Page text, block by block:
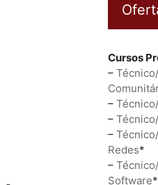
Cursos
–
–
–
–
Redes*
–
Software*